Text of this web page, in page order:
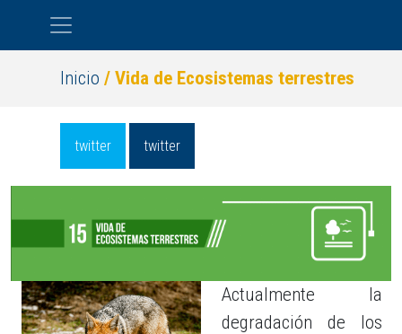
Inicio / Vida de Ecosistemas terrestres
twitter twitter
Actualmente la
degradación de los